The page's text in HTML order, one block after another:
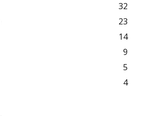
32
23
14
9
5
4